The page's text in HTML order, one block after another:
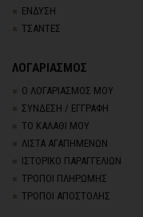
ΕΝΔΥΣΗ
ΤΣΑΝΤΕΣ
ΛΟΓΑΡΙΑΣΜΟΣ
Ο ΛΟΓΑΡΙΑΣΜΟΣ ΜΟΥ
ΣΥΝΔΕΣΗ / ΕΓΓΡΑΦΗ
ΤΟ ΚΑΛΑΘΙ ΜΟΥ
ΛΙΣΤΑ ΑΓΑΠΗΜΕΝΩΝ
ΙΣΤΟΡΙΚΟ ΠΑΡΑΓΓΕΛΙΩΝ
ΤΡΟΠΟΙ ΠΛΗΡΩΜΗΣ
ΤΡΟΠΟΙ ΑΠΟΣΤΟΛΗΣ